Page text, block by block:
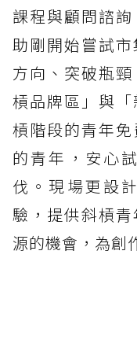
課程與顧問諮
助剛開始嘗試
方向、突破瓶
槓品牌區」與
槓階段的青年
的青年，安心
伐。現場更設
驗，提供斜槓
源的機會，為創